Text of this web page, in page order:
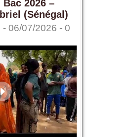
2026 –
(Sénégal)
06/07/2026 - 0